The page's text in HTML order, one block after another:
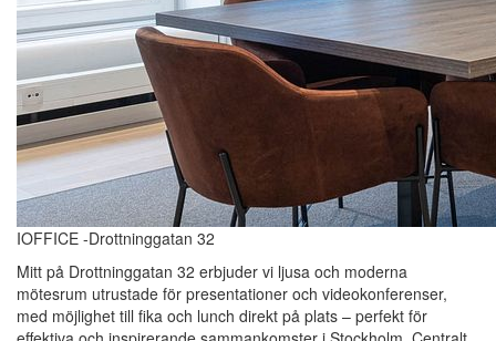
IOFFICE -Drottninggatan 32
Mitt på Drottninggatan 32 erbjuder vi ljusa och moderna
mötesrum utrustade för presentationer och videokonferenser,
med möjlighet till fika och lunch direkt på plats – perfekt för